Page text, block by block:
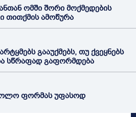
ომში შორი მოქმედების
თითქმის ამოწურა
გააუქმებს, თუ ქვეყნებს
სწრაფად გაფორმდება
ფორმას უფასოდ